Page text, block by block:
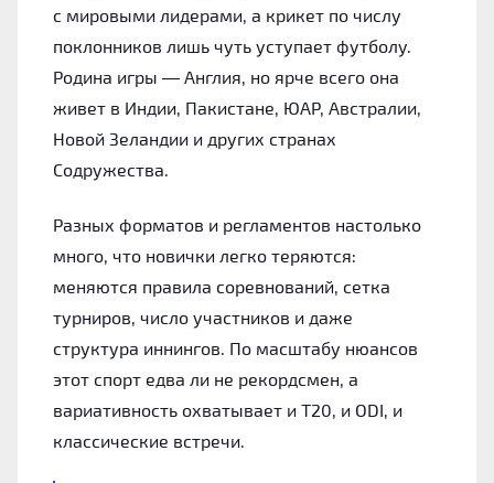
с мировыми лидерами, а крикет по числу
поклонников лишь чуть уступает футболу.
Родина игры — Англия, но ярче всего она
живет в Индии, Пакистане, ЮАР, Австралии,
Новой Зеландии и других странах
Содружества.
Разных форматов и регламентов настолько
много, что новички легко теряются:
меняются правила соревнований, сетка
турниров, число участников и даже
структура иннингов. По масштабу нюансов
этот спорт едва ли не рекордсмен, а
вариативность охватывает и T20, и ODI, и
классические встречи.